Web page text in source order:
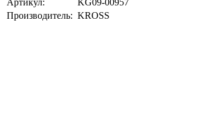
Артикул:
KG09-00957
Производитель: KROSS